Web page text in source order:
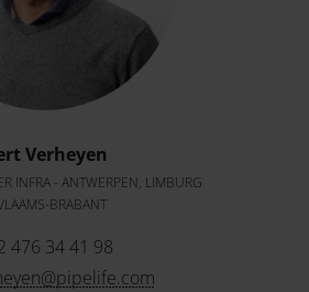
Verheyen
INFRA - ANTWERPEN, LIMBURG
BRABANT
476 34 41 98